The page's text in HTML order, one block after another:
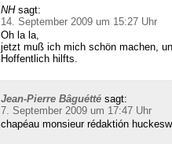
NH sagt:
14. September 2009 um 15:27 Uhr
Oh la la,
jetzt muß ich mich schön machen,
Hoffentlich hilfts.
Jean-Pierre Bâguétté sagt:
7. September 2009 um 17:47 Uhr
chapéau monsieur rédaktión